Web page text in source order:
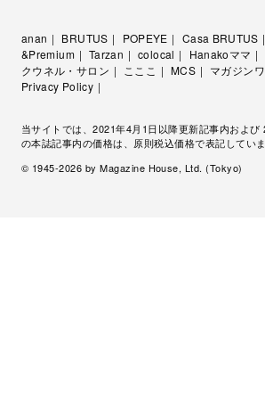
anan BRUTUS POPEYE Casa BRUTUS
&Premium
Tarzan colocal Hanakoママ
クウネル・サロン
こここ MCS マガジン
Privacy Policy
当サイトでは、2021年4月1日以降更新記事内およ
の本誌記事内の価格は、原則税込価格で表記していま
© 1945-2026 by Magazine House, Ltd. (Tokyo)